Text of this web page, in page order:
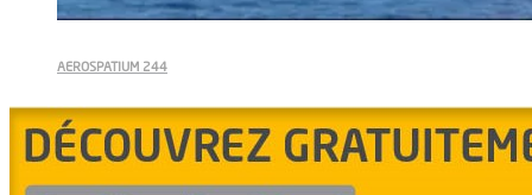
AEROSPATIUM 244